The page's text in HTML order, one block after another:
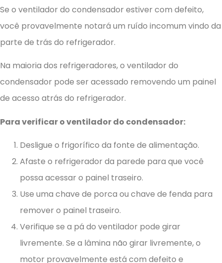
Se o ventilador do condensador estiver com defeito,
você provavelmente notará um ruído incomum vindo da
parte de trás do refrigerador.
Na maioria dos refrigeradores, o ventilador do
condensador pode ser acessado removendo um painel
de acesso atrás do refrigerador.
Para verificar o ventilador do condensador:
Desligue o frigorífico da fonte de alimentação.
Afaste o refrigerador da parede para que você
possa acessar o painel traseiro.
Use uma chave de porca ou chave de fenda para
remover o painel traseiro.
Verifique se a pá do ventilador pode girar
livremente. Se a lâmina não girar livremente, o
motor provavelmente está com defeito e